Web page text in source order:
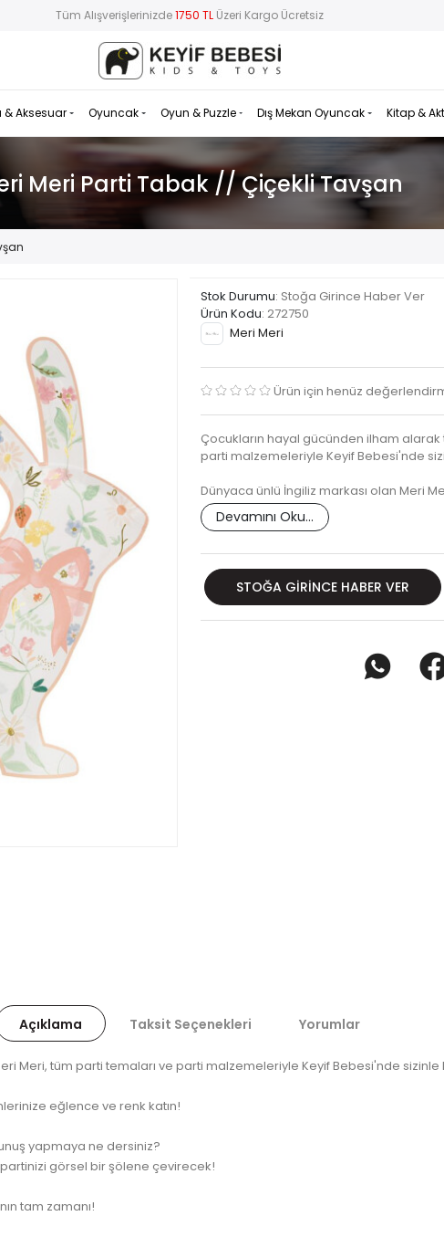
Tüm Alışverişlerinizde1750 TL Üzeri Kargo Ücretsiz
& Aksesuar Oyuncak Oyun & Puzzle Dış Mekan Oyuncak Kitap &
Meri Parti Tabak // Çiçekli Tavşan
Stok Durumu: Stoğa Girince Haber Ver
Ürün Kodu: 272750
Meri Meri
Ürün için henüz
Çocukların hayal gücünden ilham
parti malzemeleriyle Keyif Bebesi'nde
Dünyaca ünlü İngiliz markası olan Meri
Devamını Oku...
STOĞA GIRINCE HABER VER
Açıklama Taksit Seçenekleri Yorumlar
Meri, tüm parti temaları ve parti malzemeleriyle Keyif Bebesi'nde sizinle
eğlence ve renk katın!
yapmaya ne dersiniz?
görsel bir şölene çevirecek!
tam zamanı!